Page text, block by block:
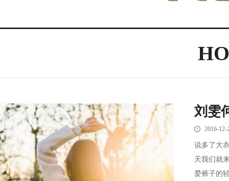
刘雯
2016-12-
说多了大
天我们就
爱裤子的